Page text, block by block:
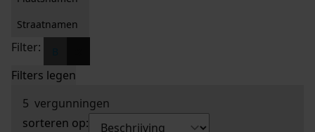
Straatnamen
Filter:
Filters legen
5 vergunningen
sorteren op: